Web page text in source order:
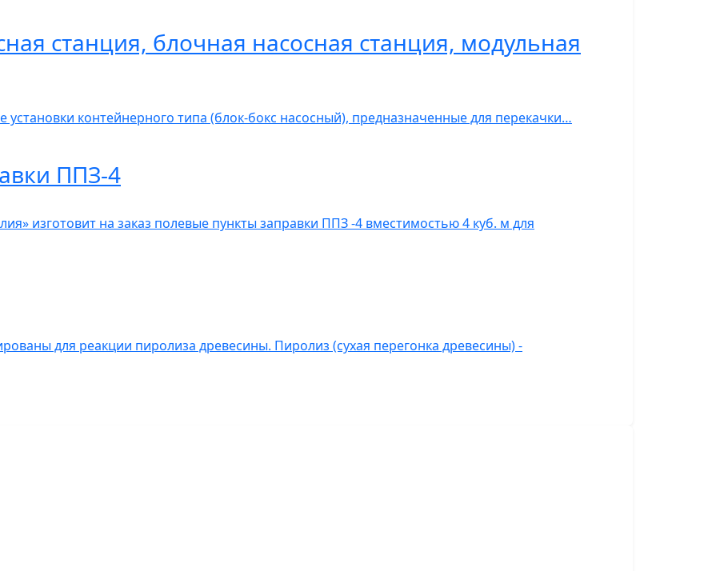
станция, блочная насосная станция, модульная
контейнерного типа (блок-бокс насосный), предназначенные для перекачки…
ППЗ-4
изготовит на заказ полевые пункты заправки ППЗ -4 вместимостью 4 куб. м для
для реакции пиролиза древесины. Пиролиз (сухая перегонка древесины) -